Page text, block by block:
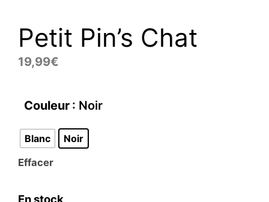
Petit Pin’s Chat
19,99€
Couleur : Noir
Blanc
Noir
Effacer
En stock